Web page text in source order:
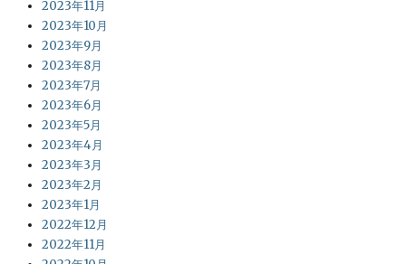
2023年11月
2023年10月
2023年9月
2023年8月
2023年7月
2023年6月
2023年5月
2023年4月
2023年3月
2023年2月
2023年1月
2022年12月
2022年11月